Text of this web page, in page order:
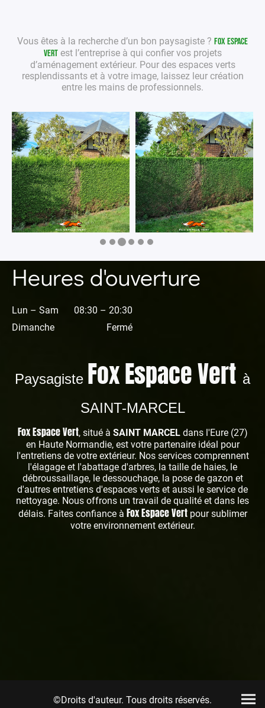
Vous êtes à la recherche d’un bon paysagiste ? Fox Espace
Vertest l’entreprise à qui confier vos projets
d’aménagement extérieur. Pour des espaces verts
resplendissants et à votre image, laissez leur création
entre les mains de professionnels.
Heures d'ouverture
Lun – Sam
08:30 – 20:30
Dimanche
Fermé
Paysagiste Fox Espace Vert à
SAINT-MARCEL
Fox Espace Vert, situé à SAINT MARCELdans l'Eure (27)
en Haute Normandie, est votre partenaire idéal pour
l'entretiens de votre extérieur. Nos services comprennent
l'élagage et l'abattage d'arbres, la taille de haies, le
débroussaillage, le dessouchage, la pose de gazon et
d'autres entretiens d'espaces verts et aussi le service de
nettoyage. Nous offrons un travail de qualité et dans les
délais. Faites confiance à Fox Espace Vertpour sublimer
votre environnement extérieur.
©Droits d'auteur. Tous droits réservés.